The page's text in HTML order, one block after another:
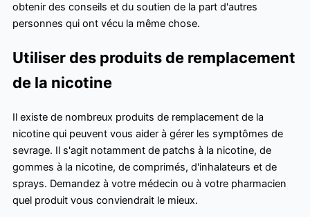
obtenir des conseils et du soutien de la part d'autres
personnes qui ont vécu la même chose.
Utiliser des produits de remplacement
de la nicotine
Il existe de nombreux produits de remplacement de la
nicotine qui peuvent vous aider à gérer les symptômes de
sevrage. Il s'agit notamment de patchs à la nicotine, de
gommes à la nicotine, de comprimés, d'inhalateurs et de
sprays. Demandez à votre médecin ou à votre pharmacien
quel produit vous conviendrait le mieux.